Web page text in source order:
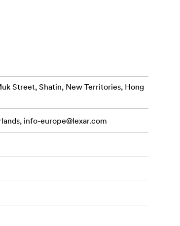
Street, Shatin, New Territories, Hong
info-europe@lexar.com